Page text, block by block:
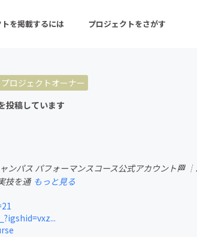
を掲載するには プロジェクトをさがす
新着プロジェクト
ビス開発 フード・飲食店
プロジェクトオーナー
投稿しています
ャンパス パフォーマンスコース公式アカウント
技を通 もっと見る